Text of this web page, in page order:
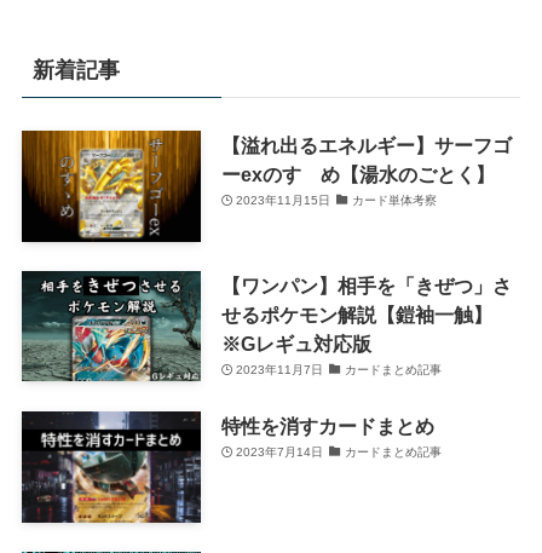
新着記事
【溢れ出るエネルギー】サーフゴ
ーexのすゝめ【湯水のごとく】
2023年11月15日 カード単体考察
【ワンパン】相手を「きぜつ」さ
せるポケモン解説【鎧袖一触】
※Gレギュ対応版
2023年11月7日 カードまとめ記事
特性を消すカードまとめ
2023年7月14日 カードまとめ記事